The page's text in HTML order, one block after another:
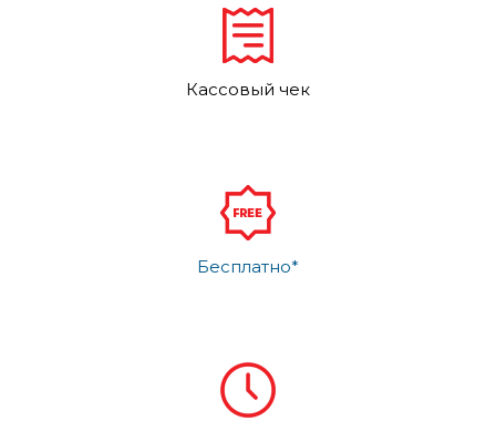
Кассовый чек
Бесплатно*